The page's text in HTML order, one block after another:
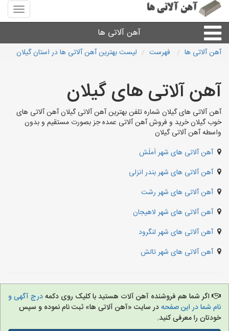
منوی
سایت
آلاتی
ها
آهن آلاتی ها
ورق
لوله و اتصالات
آهن آلاتی های شهرها
آهن آلاتی ها فهرست لیست بهترین آهن آلاتی ها در استان گیلان
آهن آلاتی های گیلان
آهن آلاتی های گیلان شماره تلفن بهترین آهن آلاتی گیلان آهن آلاتی های
خوب گیلان خرید و فروش آهن آلاتی عمده جز بصورت مستقیم و بدون
واسطه آهن آلاتی گیلان
آهن آلاتی های شهر اَملَش
آهن آلاتی های شهر بندر انزلی
آهن آلاتی های شهر رشت
آهن آلاتی های شهر لاهیجان
آهن آلاتی های شهر لنگرود
آهن آلاتی های شهر تالش
اگر شما هم فروشنده آهن آلات هستید با کلیک روی دکمهدرج آگهی و
نام شما در این صفحهدر سایت «آهن آلاتی ها» ثبت نام نموده و سپس
خودتان را معرفی کنید.